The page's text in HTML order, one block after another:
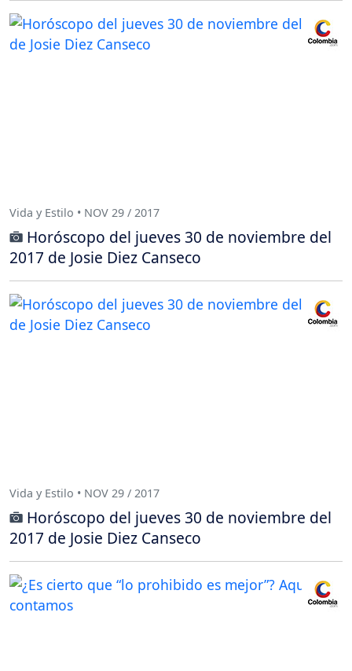
Vida y Estilo • NOV 29 / 2017
Horóscopo del jueves 30 de noviembre del
2017 de Josie Diez Canseco
Vida y Estilo • NOV 29 / 2017
Horóscopo del jueves 30 de noviembre del
2017 de Josie Diez Canseco